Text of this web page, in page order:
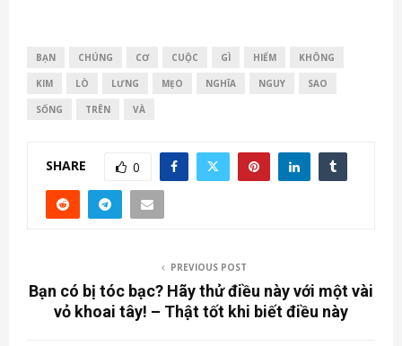
BẠN CHÚNG CƠ CUỘC GÌ HIỂM KHÔNG
KIM LÒ LƯNG MẸO NGHĨA NGUY SAO
SỐNG TRÊN VÀ
SHARE 0
PREVIOUS POST
Bạn có bị tóc bạc? Hãy thử điều này với một vài
vỏ khoai tây! – Thật tốt khi biết điều này